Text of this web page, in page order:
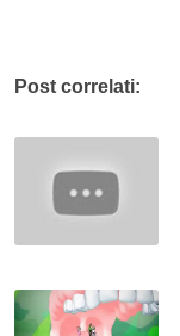
Post correlati: